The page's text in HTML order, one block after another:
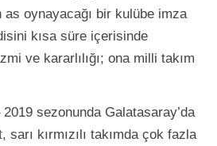
oynayacağı bir kulübe imza
kısa süre içerisinde
ve kararlılığı; ona milli takım
sezonunda Galatasaray’da
kırmızılı takımda çok fazla